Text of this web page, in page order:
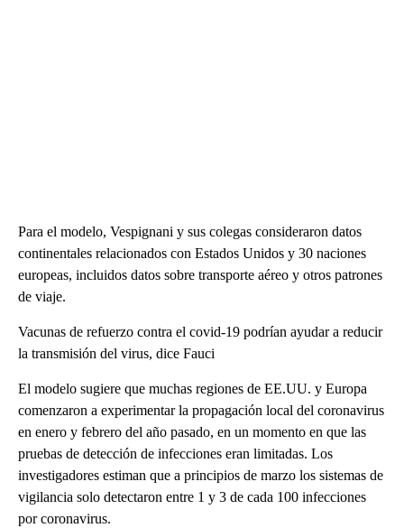
Para el modelo, Vespignani y sus colegas consideraron datos
continentales relacionados con Estados Unidos y 30 naciones
europeas, incluidos datos sobre transporte aéreo y otros patrones
de viaje.
Vacunas de refuerzo contra el covid-19 podrían ayudar a reducir
la transmisión del virus, dice Fauci
El modelo sugiere que muchas regiones de EE.UU. y Europa
comenzaron a experimentar la propagación local del coronavirus
en enero y febrero del año pasado, en un momento en que las
pruebas de detección de infecciones eran limitadas. Los
investigadores estiman que a principios de marzo los sistemas de
vigilancia solo detectaron entre 1 y 3 de cada 100 infecciones
por coronavirus.